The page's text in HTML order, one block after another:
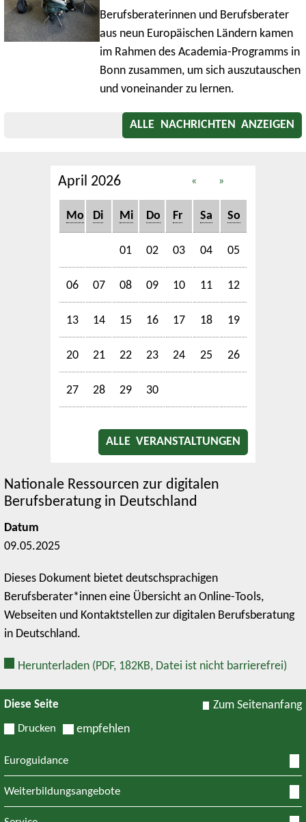
Berufsberaterinnen und Berufsberater
aus neun Europäischen Ländern kamen
im Rahmen des Academia-Programms in
Bonn zusammen, um sich auszutauschen
und voneinander zu lernen.
ALLE NACHRICHTEN ANZEIGEN
April 2026 « »
Mo Di Mi Do Fr Sa So
01 02 03 04 05
06 07 08 09 10 11 12
13 14 15 16 17 18 19
20 21 22 23 24 25 26
27 28 29 30
ALLE VERANSTALTUNGEN
Nationale Ressourcen zur digitalen
Berufsberatung in Deutschland
Datum
09.05.2025
Dieses Dokument bietet deutschsprachigen
Berufsberater*innen eine Übersicht an Online-Tools,
Webseiten und Kontaktstellen zur digitalen Berufsberatung
in Deutschland.
Herunterladen (PDF, 182KB, Datei ist nicht barrierefrei)
Diese Seite
Drucken empfehlen
Zum Seitenanfang
Euroguidance
Weiterbildungsangebote